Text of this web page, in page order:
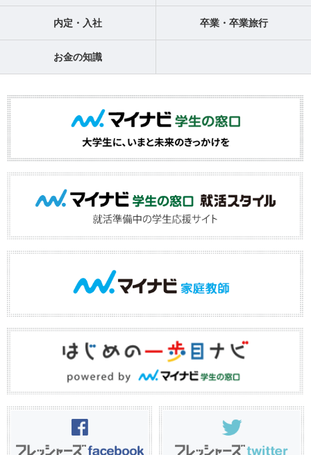
内定・入社 卒業・卒業旅行
お金の知識